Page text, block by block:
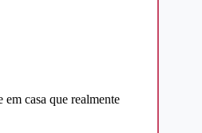
em casa que realmente